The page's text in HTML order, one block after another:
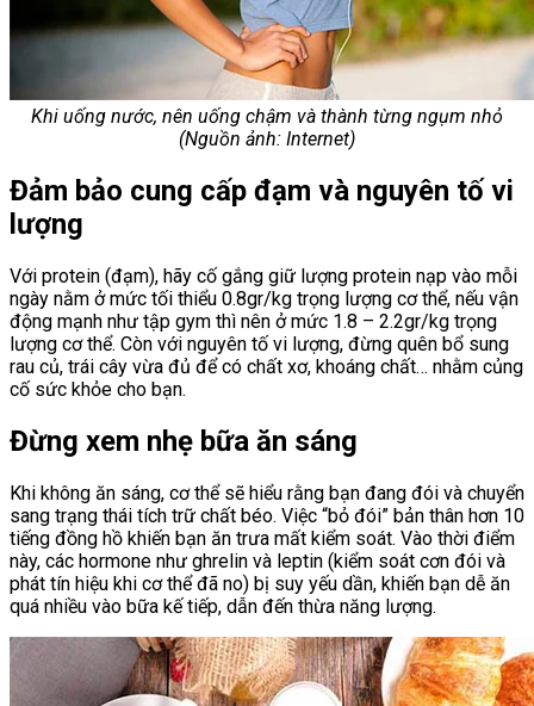
Khi uống nước, nên uống chậm và thành từng ngụm nhỏ
(Nguồn ảnh: Internet)
Đảm bảo cung cấp đạm và nguyên tố vi
lượng
Với protein (đạm), hãy cố gắng giữ lượng protein nạp vào mỗi
ngày nằm ở mức tối thiểu 0.8gr/kg trọng lượng cơ thể, nếu vận
động mạnh như tập gym thì nên ở mức 1.8 – 2.2gr/kg trọng
lượng cơ thể. Còn với nguyên tố vi lượng, đừng quên bổ sung
rau củ, trái cây vừa đủ để có chất xơ, khoáng chất… nhằm củng
cố sức khỏe cho bạn.
Đừng xem nhẹ bữa ăn sáng
Khi không ăn sáng, cơ thể sẽ hiểu rằng bạn đang đói và chuyển
sang trạng thái tích trữ chất béo. Việc “bỏ đói” bản thân hơn 10
tiếng đồng hồ khiến bạn ăn trưa mất kiểm soát. Vào thời điểm
này, các hormone như ghrelin và leptin (kiểm soát cơn đói và
phát tín hiệu khi cơ thể đã no) bị suy yếu dần, khiến bạn dễ ăn
quá nhiều vào bữa kế tiếp, dẫn đến thừa năng lượng.